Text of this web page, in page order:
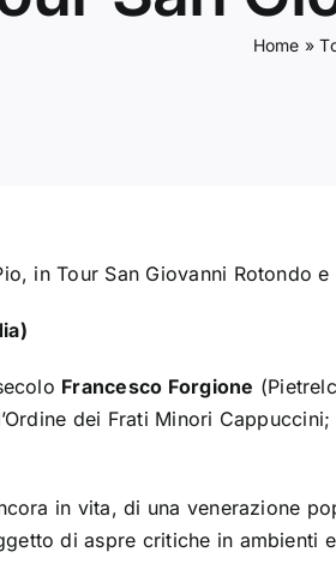
Home »
in Tour San Giovanni Rotondo
Francesco Forgione (
Ordine dei Frati Minori Cappuccini;
in vita, di una venerazione
di aspre critiche in ambienti